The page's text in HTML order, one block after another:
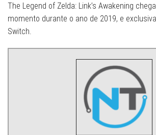
The Legend of Zelda: Link’s Awakening
momento durante o ano de 2019, e
Switch.